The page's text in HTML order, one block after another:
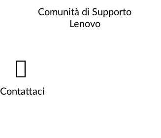
Comunità di Supporto
Lenovo
Contattaci